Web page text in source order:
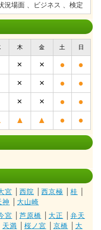
況場面 、ビジネス 、検定
木 金 土 日
× × ● ●
× × ● ●
× × ● ●
▲ ▲ ● ●
宮 西院 西京極 桂
神
大山崎
宮 芦原橋 大正
弁天
天満 桜ノ宮 京橋
大